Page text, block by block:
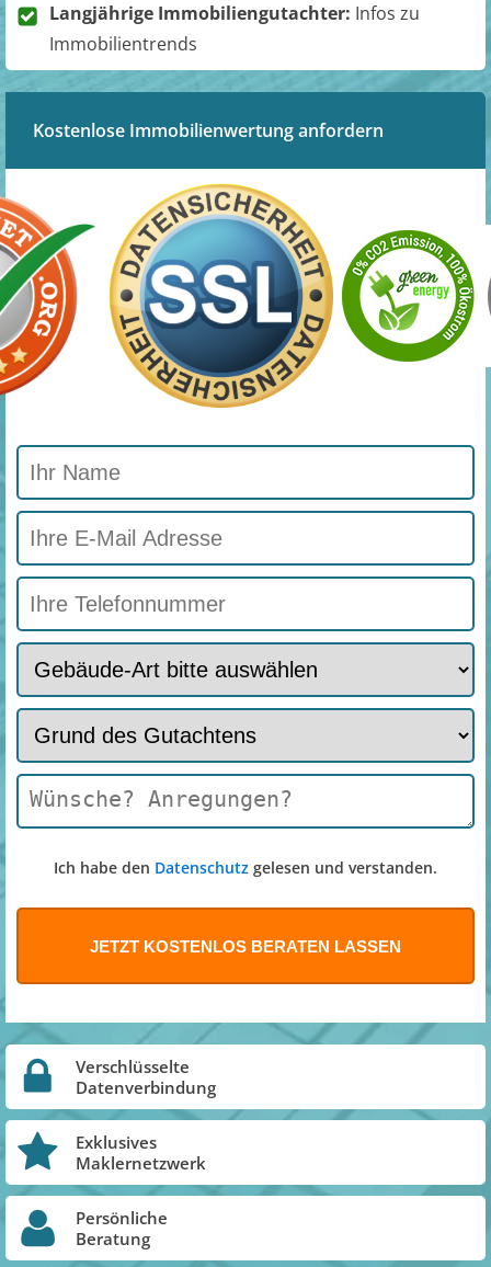
Langjährige Immobiliengutachter: Infos zu
Immobilientrends
Kostenlose Immobilienwertung anfordern
Ich habe den Datenschutz gelesen und verstanden.
Verschlüsselte
Datenverbindung
Exklusives
Maklernetzwerk
Persönliche
Beratung